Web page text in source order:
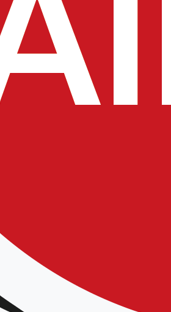
le respect des principes de
de souscrire un contrat
obtenir une reconnaissance
républicain comprend sept
et fraternité mais également
à ne pas remettre en cause le
à l’ordre public
d’engagement républicain
Contrat d’Engagement
qui implique en conséquence